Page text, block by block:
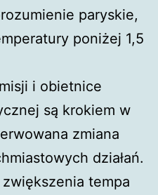
paryskie,
poniżej 1,5
i obietnice
są krokiem w
zmiana
działań.
tempa